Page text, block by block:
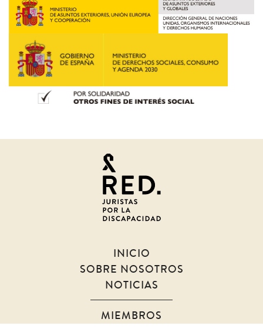
discapacidad
INICIO
SOBRE NOSOTROS
NOTICIAS
MIEMBROS